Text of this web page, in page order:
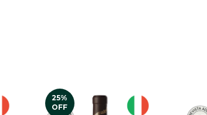
25%
OFF